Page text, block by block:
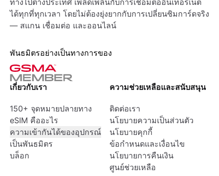
ทางไปต่างประเทศ เพลิดเพลินกับการเชื่อมต่ออินเทอร์เน็ต
ได้ทุกที่ทุกเวลา โดยไม่ต้องยุ่งยากกับการเปลี่ยนซิมการ์ดจริง
— สแกน เชื่อมต่อ และออนไลน์
พันธมิตรอย่างเป็นทางการของ
เกี่ยวกับเรา
150+ จุดหมายปลายทาง
eSIM คืออะไร
ความเข้ากันได้ของอุปกรณ์
เป็นพันธมิตร
บล็อก
ความช่วยเหลือและสนับสนุน
ติดต่อเรา
นโยบายความเป็นส่วนตัว
นโยบายคุกกี้
ข้อกำหนดและเงื่อนไข
นโยบายการคืนเงิน
ศูนย์ช่วยเหลือ